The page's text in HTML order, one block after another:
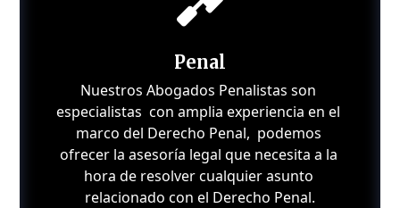
Penal
Nuestros Abogados Penalistas son
especialistas  con amplia experiencia en el
marco del Derecho Penal,  podemos
ofrecer la asesoría legal que necesita a la
hora de resolver cualquier asunto
relacionado con el Derecho Penal.